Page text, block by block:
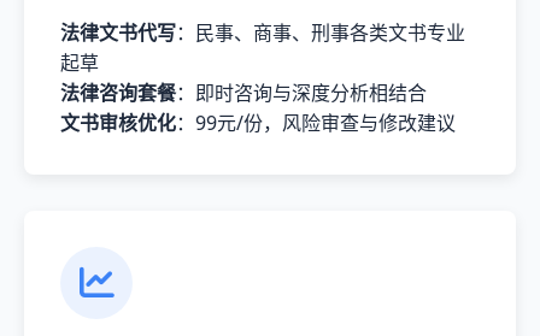
法律文书代写：民事、商事、刑事各类文书专业
起草
法律咨询套餐：即时咨询与深度分析相结合
文书审核优化：99元/份，风险审查与修改建议